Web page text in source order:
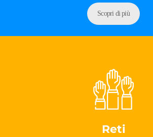
Scopri di più
Reti